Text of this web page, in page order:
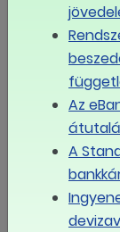
"A szociális
felépített
13%-ot
csoportnál
Az
A